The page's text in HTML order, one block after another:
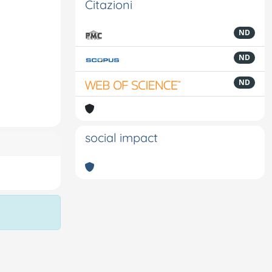
Citazioni
ND
ND
ND
social impact